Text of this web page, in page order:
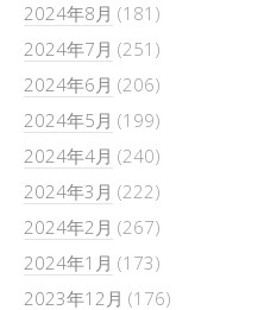
2024年8月 (181)
2024年7月 (251)
2024年6月 (206)
2024年5月 (199)
2024年4月 (240)
2024年3月 (222)
2024年2月 (267)
2024年1月 (173)
2023年12月 (176)